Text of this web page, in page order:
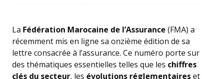
La Fédération Marocaine de l’Assurance (FMA) a
récemment mis en ligne sa onzième édition de sa
lettre consacrée à l’assurance. Ce numéro porte sur
des thématiques essentielles telles que les chiffres
clés du secteur, les évolutions réglementaireset